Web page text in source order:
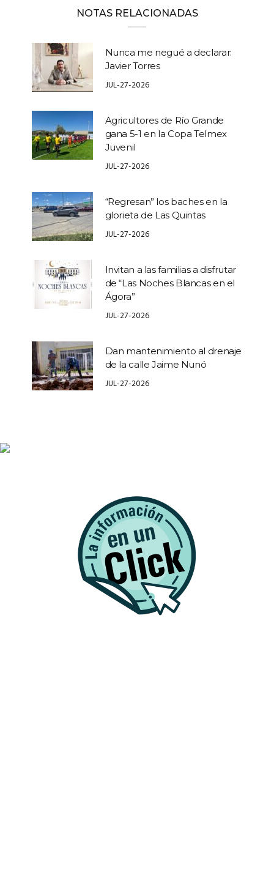
NOTAS RELACIONADAS
Nunca me negué a declarar:
Javier Torres
JUL-27-2026
Agricultores de Río Grande
gana 5-1 en la Copa Telmex
Juvenil
JUL-27-2026
“Regresan” los baches en la
glorieta de Las Quintas
JUL-27-2026
Invitan a las familias a disfrutar
de “Las Noches Blancas en el
Ágora”
JUL-27-2026
Dan mantenimiento al drenaje
de la calle Jaime Nunó
JUL-27-2026